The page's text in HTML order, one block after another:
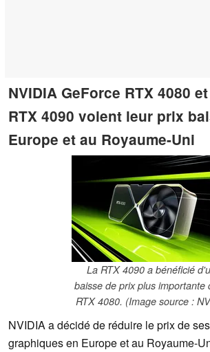
NVIDIA GeForce RTX 4080
RTX 4090 voient leur prix
Europe et au Royaume-Uni
La RTX 4090 a bénéficié
baisse de prix plus importante
RTX 4080. (Image source :
NVIDIA a décidé de réduire le prix de
graphiques en Europe et au Royaume-